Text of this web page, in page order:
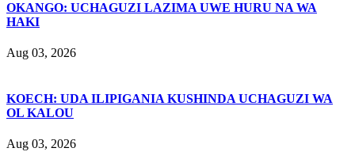
OKANGO: UCHAGUZI LAZIMA UWE HURU NA WA
HAKI
Aug 03, 2026
KOECH: UDA ILIPIGANIA KUSHINDA UCHAGUZI WA
OL KALOU
Aug 03, 2026